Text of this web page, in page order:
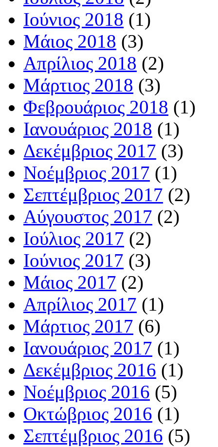
Ιούνιος 2018 (1)
Μάιος 2018 (3)
Απρίλιος 2018 (2)
Μάρτιος 2018 (3)
Φεβρουάριος 2018 (1)
Ιανουάριος 2018 (1)
Δεκέμβριος 2017 (3)
Νοέμβριος 2017 (1)
Σεπτέμβριος 2017 (2)
Αύγουστος 2017 (2)
Ιούλιος 2017 (2)
Ιούνιος 2017 (3)
Μάιος 2017 (2)
Απρίλιος 2017 (1)
Μάρτιος 2017 (6)
Ιανουάριος 2017 (1)
Δεκέμβριος 2016 (1)
Νοέμβριος 2016 (5)
Οκτώβριος 2016 (1)
Σεπτέμβριος 2016 (5)